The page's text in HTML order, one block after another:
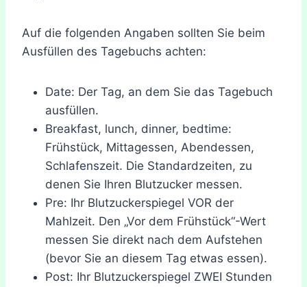
Auf die folgenden Angaben sollten Sie beim
Ausfüllen des Tagebuchs achten:
Date: Der Tag, an dem Sie das Tagebuch
ausfüllen.
Breakfast, lunch, dinner, bedtime:
Frühstück, Mittagessen, Abendessen,
Schlafenszeit. Die Standardzeiten, zu
denen Sie Ihren Blutzucker messen.
Pre: Ihr Blutzuckerspiegel VOR der
Mahlzeit. Den „Vor dem Frühstück“-Wert
messen Sie direkt nach dem Aufstehen
(bevor Sie an diesem Tag etwas essen).
Post: Ihr Blutzuckerspiegel ZWEI Stunden